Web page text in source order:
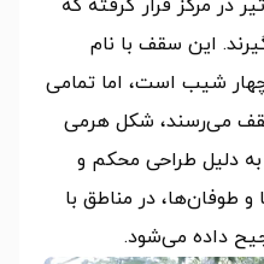
در مرکز قرار گرفته که
این سقف با نام
شیب است، اما تمامی
می‌رسند، شکل هرمی
دلیل طراحی محکم و
و طوفان‌ها، در مناطق با
داده می‌شود.